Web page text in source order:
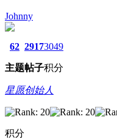
Johnny
62
主题
2917
帖子
3049
积分
星愿创始人
积分